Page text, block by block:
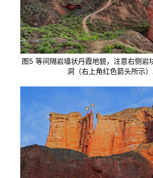
图5 等间隔岩墙状丹霞地貌，注意右侧岩
洞（右上角红色箭头所示）